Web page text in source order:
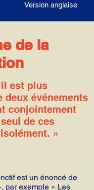
Version anglaise
de la
est plus
deux événements
conjointement
de ces
»
est un énoncé de
exemple « Les